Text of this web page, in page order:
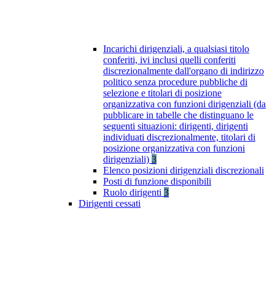
Incarichi dirigenziali, a qualsiasi titolo
conferiti, ivi inclusi quelli conferiti
discrezionalmente dall'organo di indirizzo
politico senza procedure pubbliche di
selezione e titolari di posizione
organizzativa con funzioni dirigenziali (da
pubblicare in tabelle che distinguano le
seguenti situazioni: dirigenti, dirigenti
individuati discrezionalmente, titolari di
posizione organizzativa con funzioni
dirigenziali) 3
Elenco posizioni dirigenziali discrezionali
Posti di funzione disponibili
Ruolo dirigenti 3
Dirigenti cessati